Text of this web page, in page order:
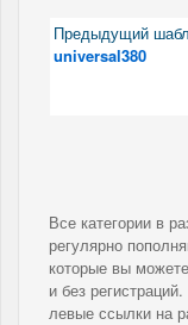
Предыдущий
universal380
Все категории в
регулярно
которые вы
и без
левые ссылки на